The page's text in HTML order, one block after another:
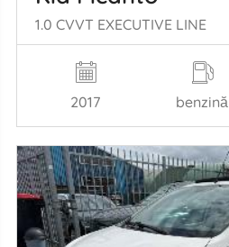
1.0 CVVT EXECUTIVE LINE
2017 benzină